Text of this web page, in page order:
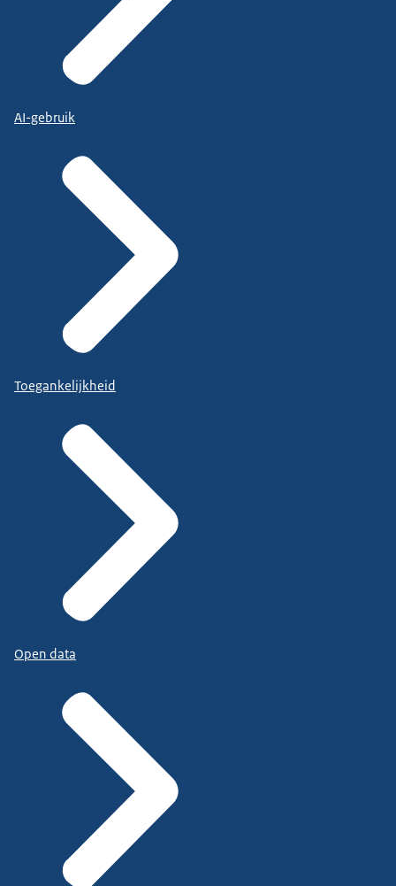
AI-gebruik
Toegankelijkheid
Open data